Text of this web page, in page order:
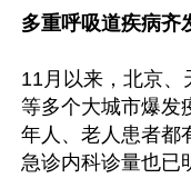
多重呼吸道疾病齐
11月以来，北京、
等多个大城市爆发
年人、老人患者都
急诊内科诊量也已